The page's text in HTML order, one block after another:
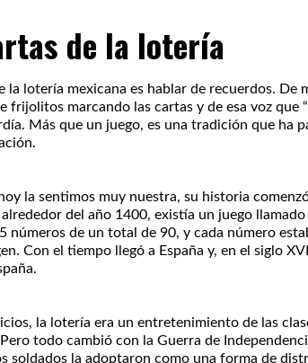
de la lotería
la lotería mexicana es hablar de recuerdos. De
frijolitos marcando las cartas y de esa voz que
Más que un juego, es una tradición que ha
la sentimos muy nuestra, su historia
alrededor del año 1400, existía un juego
números de un total de 90, y cada número
Con el tiempo llegó a España y, en el siglo
la lotería era un entretenimiento de las
todo cambió con la Guerra de
soldados la adoptaron como una forma de